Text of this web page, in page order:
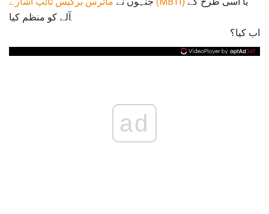
آلے کو منظم کیا.
اب کیا؟
ad